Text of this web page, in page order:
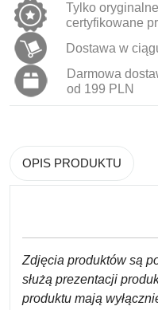
Tylko
certyfikowane
Dostawa w
Darmowa
od 199 PLN
OPIS PRODUKTU
Zdjęcia produktów są
służą prezentacji
produktu mają